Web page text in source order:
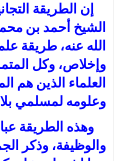
إن الطريقة
الشيخ أحمد بن
الله عنه، طريقة
وإخلاص، وكل
العلماء الذين هم
وعلومه لمسلمي
وهذه الطريقة
والوظيفة، وذكر